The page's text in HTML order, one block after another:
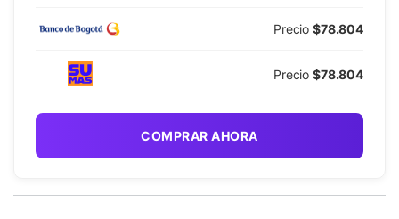
Precio $78.804
Precio $78.804
COMPRAR AHORA